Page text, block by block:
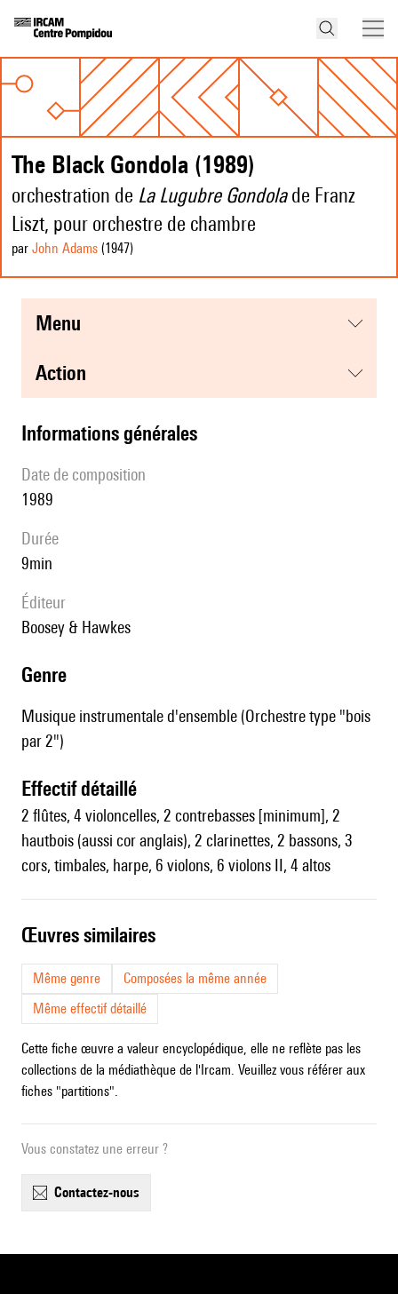
The Black Gondola (1989)
orchestration de La Lugubre Gondolade Franz
Liszt, pour orchestre de chambre
par John Adams (1947)
menu
action
informations générales
date de composition
1989
durée
9min
éditeur
Boosey & Hawkes
genre
Musique instrumentale d'ensemble (Orchestre type "bois
par 2")
effectif détaillé
2 flûtes, 4 violoncelles, 2 contrebasses [minimum], 2
hautbois (aussi cor anglais), 2 clarinettes, 2 bassons, 3
cors, timbales, harpe, 6 violons, 6 violons II, 4 altos
œuvres similaires
Même genre
Composées la même année
Même effectif détaillé
Cette fiche œuvre a valeur encyclopédique, elle ne reflète pas les
collections de la médiathèque de l'Ircam. Veuillez vous référer aux
fiches "partitions".
Vous constatez une erreur ?
contactez-nous